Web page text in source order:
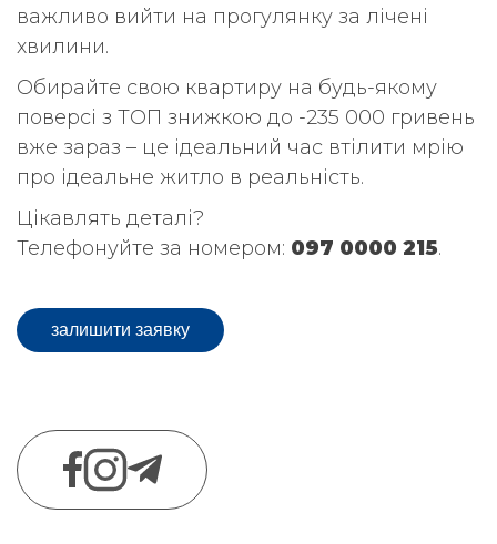
важливо вийти на прогулянку за лічені
хвилини.
Обирайте свою квартиру на будь-якому
поверсі з ТОП знижкою до -235 000 гривень
вже зараз – це ідеальний час втілити мрію
про ідеальне житло в реальність.
Цікавлять деталі?
Телефонуйте за номером: 097 0000 215.
залишити заявку